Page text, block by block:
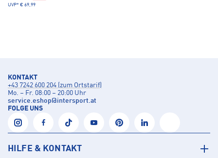
UVP* € 69,99
KONTAKT
+43 7242 600 204 (zum Ortstarif)
Mo. – Fr. 08:00 – 20:00 Uhr
service.eshop@intersport.at
FOLGE UNS
HILFE & KONTAKT